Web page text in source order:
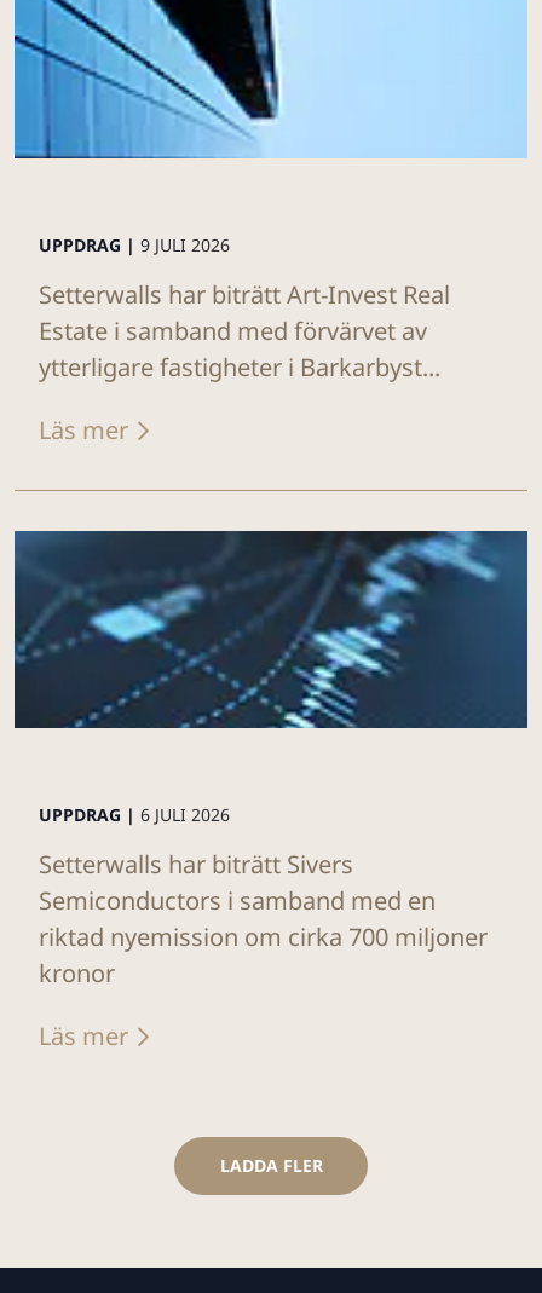
UPPDRAG | 9 JULI 2026
Setterwalls har biträtt Art-Invest Real
Estate i samband med förvärvet av
ytterligare fastigheter i Barkarbyst...
Läs mer
UPPDRAG | 6 JULI 2026
Setterwalls har biträtt Sivers
Semiconductors i samband med en
riktad nyemission om cirka 700 miljoner
kronor
Läs mer
LADDA FLER